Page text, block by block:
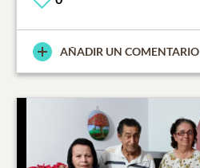
AÑADIR UN COMENTARIO